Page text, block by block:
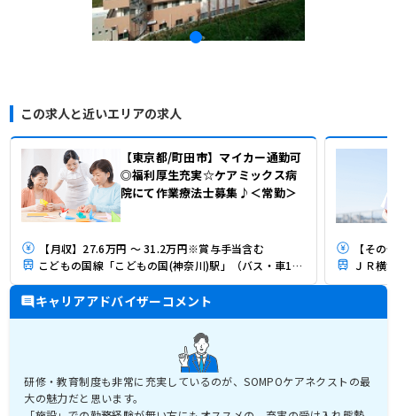
この求人と近いエリアの求人
【東京都/町田市】マイカー通勤可
◎福利厚生充実☆ケアミックス病
院にて作業療法士募集♪＜常勤＞
【月収】27.6万円 ～ 31.2万円※賞与手当含む
こどもの国線「こどもの国(神奈川)駅」（バス・車12分）
【その
ＪＲ横
キャリアアドバイザーコメント
研修・教育制度も非常に充実しているのが、SOMPOケアネクストの最
大の魅力だと思います。